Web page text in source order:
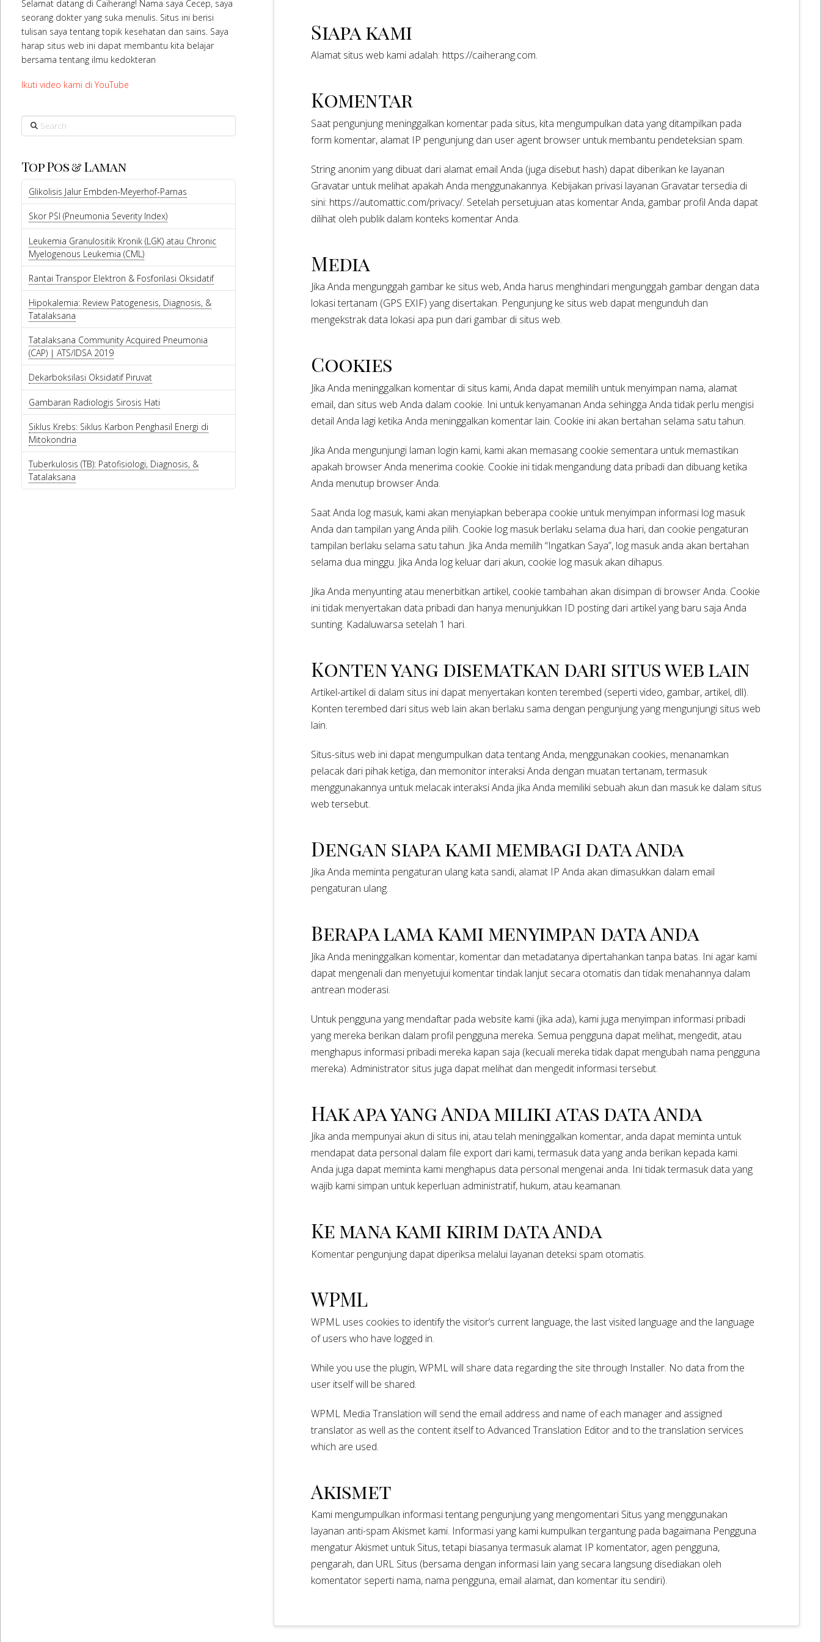
Siapa kami
Alamat situs web kami adalah: https://caiherang.com.
Komentar
Saat pengunjung meninggalkan komentar pada situs, kita mengumpulkan data yang ditampilkan pada
form komentar, alamat IP pengunjung dan user agent browser untuk membantu pendeteksian spam.
String anonim yang dibuat dari alamat email Anda (juga disebut hash) dapat diberikan ke layanan
Gravatar untuk melihat apakah Anda menggunakannya. Kebijakan privasi layanan Gravatar tersedia di
sini: https://automattic.com/privacy/. Setelah persetujuan atas komentar Anda, gambar profil Anda dapat
dilihat oleh publik dalam konteks komentar Anda.
Media
Jika Anda mengunggah gambar ke situs web, Anda harus menghindari mengunggah gambar dengan data
lokasi tertanam (GPS EXIF) yang disertakan. Pengunjung ke situs web dapat mengunduh dan
mengekstrak data lokasi apa pun dari gambar di situs web.
Cookies
Jika Anda meninggalkan komentar di situs kami, Anda dapat memilih untuk menyimpan nama, alamat
email, dan situs web Anda dalam cookie. Ini untuk kenyamanan Anda sehingga Anda tidak perlu mengisi
detail Anda lagi ketika Anda meninggalkan komentar lain. Cookie ini akan bertahan selama satu tahun.
Jika Anda mengunjungi laman login kami, kami akan memasang cookie sementara untuk memastikan
apakah browser Anda menerima cookie. Cookie ini tidak mengandung data pribadi dan dibuang ketika
Anda menutup browser Anda.
Saat Anda log masuk, kami akan menyiapkan beberapa cookie untuk menyimpan informasi log masuk
Anda dan tampilan yang Anda pilih. Cookie log masuk berlaku selama dua hari, dan cookie pengaturan
tampilan berlaku selama satu tahun. Jika Anda memilih “Ingatkan Saya”, log masuk anda akan bertahan
selama dua minggu. Jika Anda log keluar dari akun, cookie log masuk akan dihapus.
Jika Anda menyunting atau menerbitkan artikel, cookie tambahan akan disimpan di browser Anda. Cookie
ini tidak menyertakan data pribadi dan hanya menunjukkan ID posting dari artikel yang baru saja Anda
sunting. Kadaluwarsa setelah 1 hari.
Konten yang disematkan dari situs web lain
Artikel-artikel di dalam situs ini dapat menyertakan konten terembed (seperti video, gambar, artikel, dll).
Konten terembed dari situs web lain akan berlaku sama dengan pengunjung yang mengunjungi situs web
lain.
Situs-situs web ini dapat mengumpulkan data tentang Anda, menggunakan cookies, menanamkan
pelacak dari pihak ketiga, dan memonitor interaksi Anda dengan muatan tertanam, termasuk
menggunakannya untuk melacak interaksi Anda jika Anda memiliki sebuah akun dan masuk ke dalam situs
web tersebut.
Dengan siapa kami membagi data Anda
Jika Anda meminta pengaturan ulang kata sandi, alamat IP Anda akan dimasukkan dalam email
pengaturan ulang.
Berapa lama kami menyimpan data Anda
Jika Anda meninggalkan komentar, komentar dan metadatanya dipertahankan tanpa batas. Ini agar kami
dapat mengenali dan menyetujui komentar tindak lanjut secara otomatis dan tidak menahannya dalam
antrean moderasi.
Untuk pengguna yang mendaftar pada website kami (jika ada), kami juga menyimpan informasi pribadi
yang mereka berikan dalam profil pengguna mereka. Semua pengguna dapat melihat, mengedit, atau
menghapus informasi pribadi mereka kapan saja (kecuali mereka tidak dapat mengubah nama pengguna
mereka). Administrator situs juga dapat melihat dan mengedit informasi tersebut.
Hak apa yang Anda miliki atas data Anda
Jika anda mempunyai akun di situs ini, atau telah meninggalkan komentar, anda dapat meminta untuk
mendapat data personal dalam file export dari kami, termasuk data yang anda berikan kepada kami.
Anda juga dapat meminta kami menghapus data personal mengenai anda. Ini tidak termasuk data yang
wajib kami simpan untuk keperluan administratif, hukum, atau keamanan.
Ke mana kami kirim data Anda
Komentar pengunjung dapat diperiksa melalui layanan deteksi spam otomatis.
WPML
WPML uses cookies to identify the visitor’s current language, the last visited language and the language
of users who have logged in.
While you use the plugin, WPML will share data regarding the site through Installer. No data from the
user itself will be shared.
WPML Media Translation will send the email address and name of each manager and assigned
translator as well as the content itself to Advanced Translation Editor and to the translation services
which are used.
Akismet
Kami mengumpulkan informasi tentang pengunjung yang mengomentari Situs yang menggunakan
layanan anti-spam Akismet kami. Informasi yang kami kumpulkan tergantung pada bagaimana Pengguna
mengatur Akismet untuk Situs, tetapi biasanya termasuk alamat IP komentator, agen pengguna,
pengarah, dan URL Situs (bersama dengan informasi lain yang secara langsung disediakan oleh
komentator seperti nama, nama pengguna, email alamat, dan komentar itu sendiri).
Selamat datang di Caiherang! Nama saya Cecep, saya
seorang dokter yang suka menulis. Situs ini berisi
tulisan saya tentang topik kesehatan dan sains. Saya
harap situs web ini dapat membantu kita belajar
bersama tentang ilmu kedokteran
Ikuti video kami di YouTube
Search
Top Pos & Laman
Glikolisis Jalur Embden-Meyerhof-Parnas
Skor PSI (Pneumonia Severity Index)
Leukemia Granulositik Kronik (LGK) atau Chronic
Myelogenous Leukemia (CML)
Rantai Transpor Elektron & Fosforilasi Oksidatif
Hipokalemia: Review Patogenesis, Diagnosis, &
Tatalaksana
Tatalaksana Community Acquired Pneumonia
(CAP) | ATS/IDSA 2019
Dekarboksilasi Oksidatif Piruvat
Gambaran Radiologis Sirosis Hati
Siklus Krebs: Siklus Karbon Penghasil Energi di
Mitokondria
Tuberkulosis (TB): Patofisiologi, Diagnosis, &
Tatalaksana